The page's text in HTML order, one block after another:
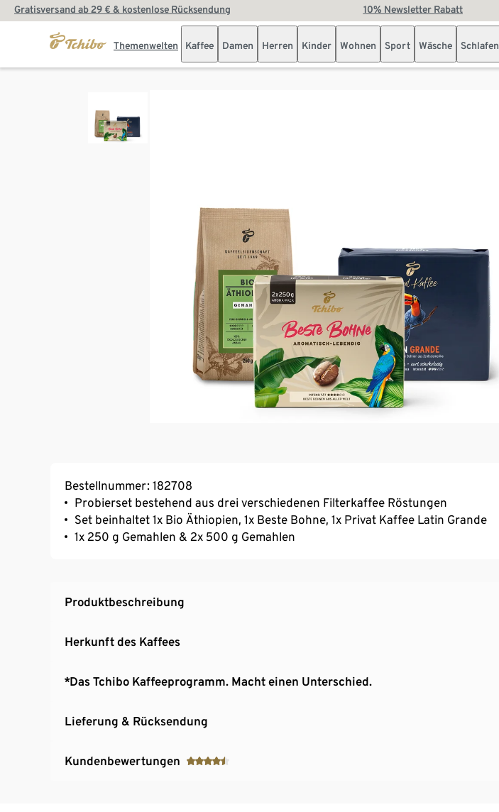
Gratisversand ab 29 € & kostenlose Rücksendung 10% Newsletter Rabatt
Themenwelten Kaffee Damen Herren Kinder Wohnen Sport Wäsche Schlafen
Bestellnummer: 182708
Probierset bestehend aus drei verschiedenen Filterkaffee Röstungen
Set beinhaltet 1x Bio Äthiopien, 1x Beste Bohne, 1x Privat Kaffee Latin Grande
1x 250 g Gemahlen & 2x 500 g Gemahlen
Produktbeschreibung
Herkunft des Kaffees
*Das Tchibo Kaffeeprogramm. Macht einen Unterschied.
Lieferung & Rücksendung
Kundenbewertungen